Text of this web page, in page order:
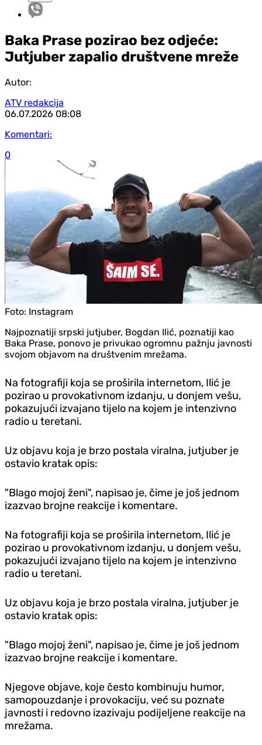
Baka Prase pozirao bez odjeće:
Jutjuber zapalio društvene mreže
Autor:
ATV redakcija
06.07.2026 08:08
Komentari:
0
Foto: Instagram
Najpoznatiji srpski jutjuber, Bogdan Ilić, poznatiji kao
Baka Prase, ponovo je privukao ogromnu pažnju javnosti
svojom objavom na društvenim mrežama.
Na fotografiji koja se proširila internetom, Ilić je
pozirao u provokativnom izdanju, u donjem vešu,
pokazujući izvajano tijelo na kojem je intenzivno
radio u teretani.
Uz objavu koja je brzo postala viralna, jutjuber je
ostavio kratak opis:
"Blago mojoj ženi", napisao je, čime je još jednom
izazvao brojne reakcije i komentare.
Na fotografiji koja se proširila internetom, Ilić je
pozirao u provokativnom izdanju, u donjem vešu,
pokazujući izvajano tijelo na kojem je intenzivno
radio u teretani.
Uz objavu koja je brzo postala viralna, jutjuber je
ostavio kratak opis:
"Blago mojoj ženi", napisao je, čime je još jednom
izazvao brojne reakcije i komentare.
Njegove objave, koje često kombinuju humor,
samopouzdanje i provokaciju, već su poznate
javnosti i redovno izazivaju podijeljene reakcije na
mrežama.